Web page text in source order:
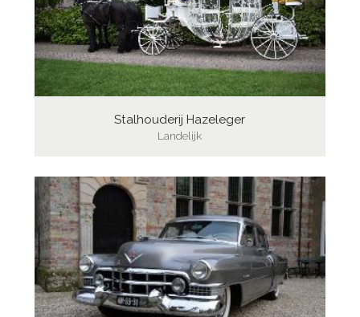
Stalhouderij Hazeleger
Landelijk